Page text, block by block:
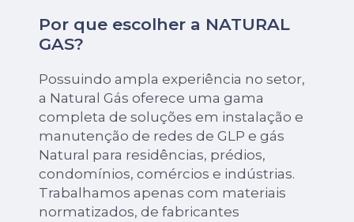
Por que escolher a NATURAL
GAS?
Possuindo ampla experiência no setor,
a Natural Gás oferece uma gama
completa de soluções em instalação e
manutenção de redes de GLP e gás
Natural para residências, prédios,
condomínios, comércios e indústrias.
Trabalhamos apenas com materiais
normatizados, de fabricantes